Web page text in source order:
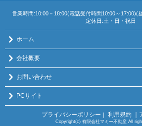
営業時間:10:00－18:00(電話受付時間10:00～17:00)(
定休日:土・日・祝日
ホーム
会社概要
お問い合わせ
PCサイト
プライバシーポリシー ｜ 利用規約
Copyright(c) 有限会社マミー不動産 All